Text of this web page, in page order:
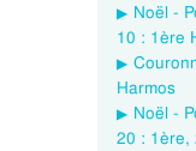
Noël -
10 : 1ère
Harmos
Noël -
20 : 1ère,